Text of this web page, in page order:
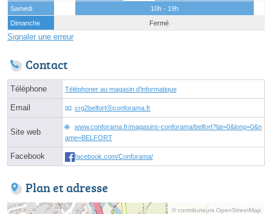
Samedi
10h - 19h
Dimanche
Fermé
Signaler une erreur
Contact
Téléphone Téléphoner au magasin d'informatique
Email crg2belfortⓐconforama.fr
Site web
www.conforama.fr/magasins-conforama/belfort?lat=0&long=0&n
ame=BELFORT
Facebook facebook.com/Conforama/
Plan et adresse
© contributeurs OpenStreetMap